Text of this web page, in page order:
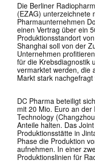
Die Berliner
(EZAG) unterzeichnete
Pharmaunternehmen
einen Vertrag über ein
Produktionsstandort
Shanghai soll von der
Unternehmen
für die Krebsdiagnostik
vermarktet werden, die
Markt stark nachgefragt
DC Pharma beteiligt
mit 20 Mio. Euro an der
Technology
Anteile halten. Das
Produktionsstätte in
Phase die Produktion
aufnehmen. In einer
Produktionslinien für